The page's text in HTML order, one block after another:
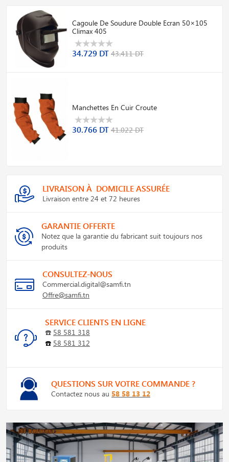
Cagoule De Soudure Double Ecran 50×105
Climax 405
34.729 DT 43.411 DT
Manchettes En Cuir Croute
30.766 DT 41.022 DT
LIVRAISON À DOMICILE ASSURÉE
Livraison entre 24 et 72 heures
GARANTIE OFFERTE
Notez que la garantie du fabricant suit toujours nos
produits
CONSULTEZ-NOUS
Commercial.digital@samfi.tn
Offre@samfi.tn
SERVICE CLIENTS EN LIGNE
☎️ 58 581 318
☎️ 58 581 312
QUESTIONS SUR VOTRE COMMANDE ?
Contactez nous au 58 58 13 12